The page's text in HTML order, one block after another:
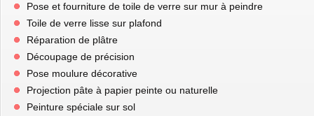
Pose et fourniture de toile de verre sur mur à peindre
Toile de verre lisse sur plafond
Réparation de plâtre
Découpage de précision
Pose moulure décorative
Projection pâte à papier peinte ou naturelle
Peinture spéciale sur sol